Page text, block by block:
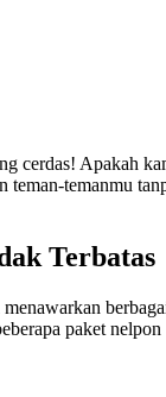
cerdas! Apakah
temanmu
Terbatas
paket